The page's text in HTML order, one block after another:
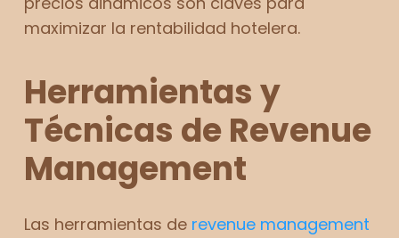
maximizar la rentabilidad hotelera.
Herramientas y
Técnicas de Revenue
Management
Las herramientas de revenue management